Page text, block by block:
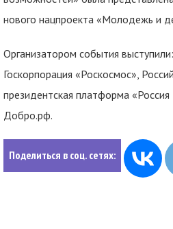
нового нацпроекта «Молодежь и
Организатором события
Госкорпорация «Роскосмос»,
президентская платформа
Добро.рф.
Поделиться в соц. сетях: